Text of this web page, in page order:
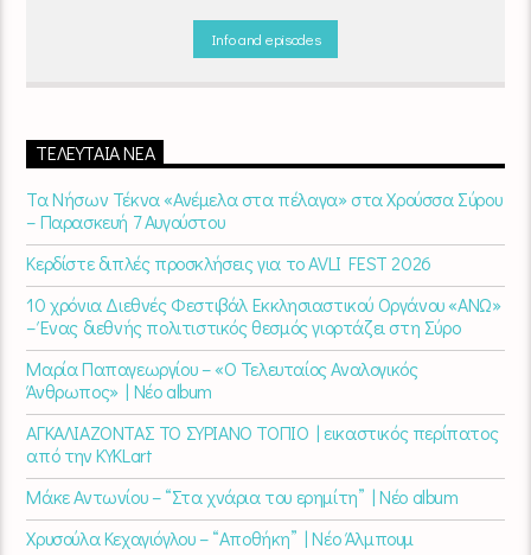
εναλλάσσονται αρμονικά, θυμίζοντάς μας πως δουλειά και
Καθημερινά(Δευτέρα-Παρασκευή)
Info and episodes
ΤΕΛΕΥΤΑΊΑ ΝΈΑ
Τα Νήσων Τέκνα «Ανέμελα στα πέλαγα» στα Χρούσσα Σύρου
– Παρασκευή 7 Αυγούστου
Κερδίστε διπλές προσκλήσεις για το AVLI FEST 2026
10 χρόνια Διεθνές Φεστιβάλ Εκκλησιαστικού Οργάνου «ΑΝΩ»
– Ένας διεθνής πολιτιστικός θεσμός γιορτάζει στη Σύρο​
Μαρία Παπαγεωργίου – «Ο Τελευταίος Αναλογικός
Άνθρωπος» | Νέο album
ΑΓΚΑΛΙΑΖΟΝΤΑΣ ΤΟ ΣΥΡΙΑΝΟ ΤΟΠΙΟ | εικαστικός περίπατος
από την KYKLart
Μάκε Αντωνίου – “Στα χνάρια του ερημίτη” | Νέο album
Χρυσούλα Κεχαγιόγλου – “Αποθήκη” | Νέο Άλμπουμ